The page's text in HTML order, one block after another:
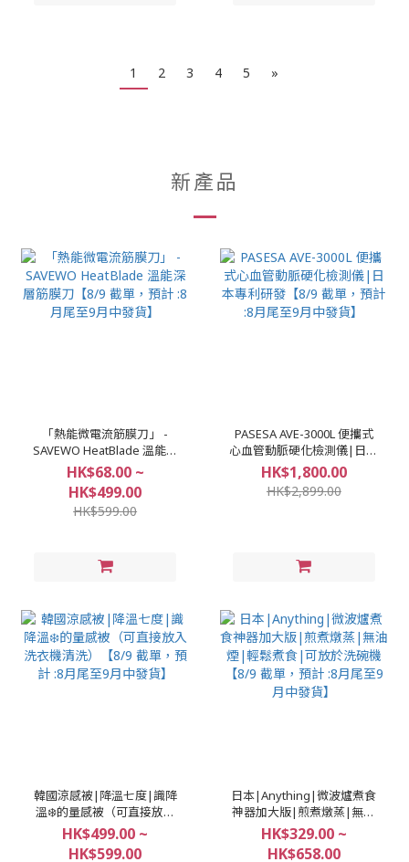
1 2 3 4 5 »
新產品
「熱能微電流筋膜刀」 -
SAVEWO HeatBlade 溫能深
層筋膜刀【8/9 截單，預計
:8月尾至9月中發貨】
HK$68.00 ~
HK$499.00
HK$599.00
PASESA AVE-3000L 便攜式
心血管動脈硬化檢測儀|日本
專利研發【8/9 截單，預計
:8月尾至9月中發貨】
HK$1,800.00
HK$2,899.00
韓國涼感被|降溫七度|識降
溫❄️的量感被（可直接放入
洗衣機清洗）【8/9 截單，
預計 :8月尾至9月中發貨】
HK$499.00 ~
HK$599.00
日本|Anything|微波爐煮食
神器加大版|煎煮燉蒸|無油
煙|輕鬆煮食|可放於洗碗機
【8/9 截單，預計 :8月尾至9
HK$329.00 ~
HK$658.00